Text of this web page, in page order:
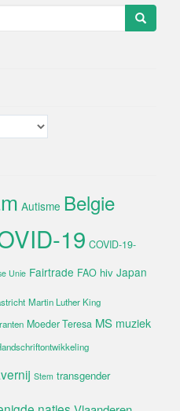
cookies te
Autisme Belgie
19 COVID-19-
Unie Fairtrade FAO hiv Japan
Martin Luther King
Moeder Teresa MS muziek
Stem transgender